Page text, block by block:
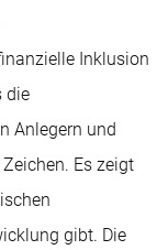
Inklusion
die
Anlegern und
Es zeigt
gibt. Die